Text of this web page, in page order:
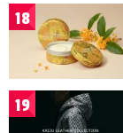
18
19